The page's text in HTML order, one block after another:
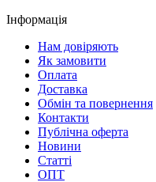
Інформація
Нам довіряють
Як замовити
Оплата
Доставка
Обмін та повернення
Контакти
Публічна оферта
Новини
Статті
ОПТ